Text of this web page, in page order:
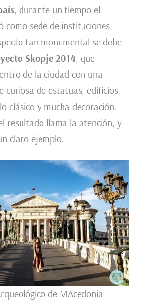
, durante un tiempo el
como sede de instituciones
tan monumental se debe
Skopje 2014, que
de la ciudad con una
curiosa de estatuas, edificios
clásico y mucha decoración.
resultado llama la atención, y
claro ejemplo.
de MAcedonia